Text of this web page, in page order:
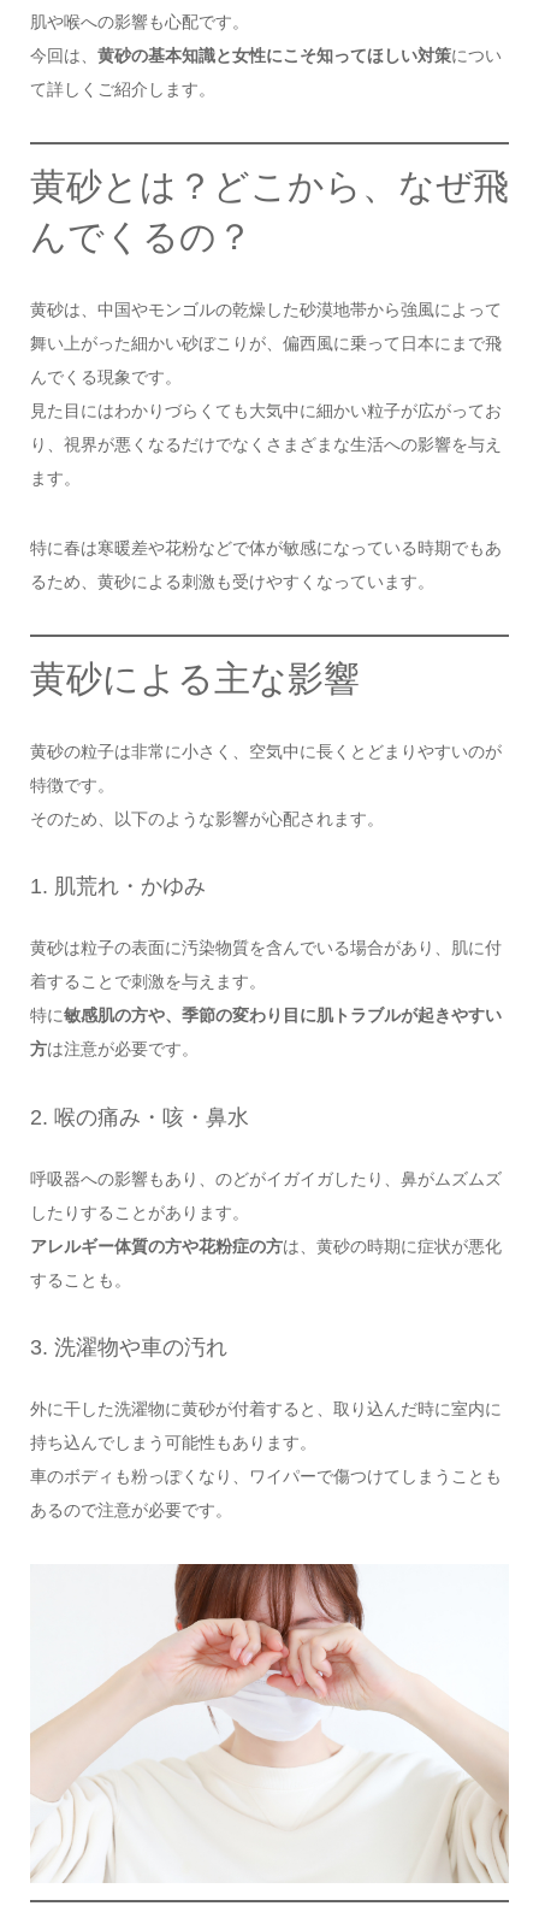
肌や喉への影響も心配です。
今回は、 黄砂の基本知識と女性にこそ知ってほしい対策につい
て詳しくご紹介します。
黄砂とは？どこから、なぜ飛
んでくるの？
黄砂は、中国やモンゴルの乾燥した砂漠地帯から強風によって
舞い上がった細かい砂ぼこりが、偏西風に乗って日本にまで飛
んでくる現象です。
見た目にはわかりづらくても大気中に細かい粒子が広がってお
り、視界が悪くなるだけでなくさまざまな生活への影響を与え
ます。
特に春は寒暖差や花粉などで体が敏感になっている時期でもあ
るため、黄砂による刺激も受けやすくなっています。
黄砂による主な影響
黄砂の粒子は非常に小さく、空気中に長くとどまりやすいのが
特徴です。
そのため、以下のような影響が心配されます。
1. 肌荒れ・かゆみ
黄砂は粒子の表面に汚染物質を含んでいる場合があり、肌に付
着することで刺激を与えます。
特に敏感肌の方や、季節の変わり目に肌トラブルが起きやすい
方は注意が必要です。
2. 喉の痛み・咳・鼻水
呼吸器への影響もあり、のどがイガイガしたり、鼻がムズムズ
したりすることがあります。
アレルギー体質の方や花粉症の方は、黄砂の時期に症状が悪化
することも。
3. 洗濯物や車の汚れ
外に干した洗濯物に黄砂が付着すると、取り込んだ時に室内に
持ち込んでしまう可能性もあります。
車のボディも粉っぽくなり、ワイパーで傷つけてしまうことも
あるので注意が必要です。